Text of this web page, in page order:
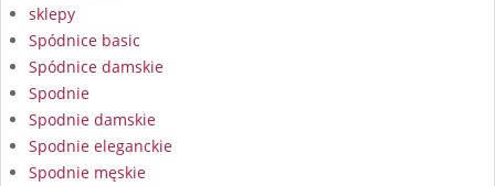
sklepy
Spódnice basic
Spódnice damskie
Spodnie
Spodnie damskie
Spodnie eleganckie
Spodnie męskie